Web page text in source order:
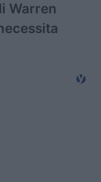
Warren